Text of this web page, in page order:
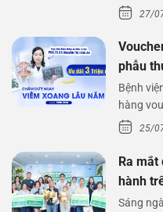
Bệnh27/
phẫu
Bệnh
hàng
xoang
25/
Ra mắt
hành
Sáng